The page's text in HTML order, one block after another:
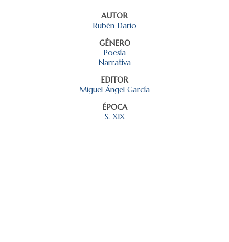
AUTOR
Rubén Darío
GÉNERO
Poesía
Narrativa
EDITOR
Miguel Ángel García
ÉPOCA
S. XIX